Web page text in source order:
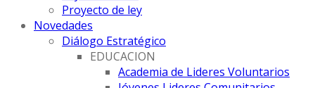
Proyecto de ley
Novedades
Diálogo Estratégico
EDUCACION
Academia de Lideres Voluntarios